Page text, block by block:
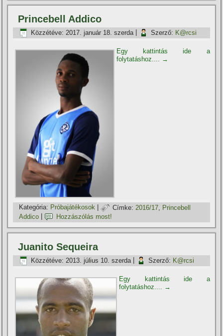
Princebell Addico
Közzétéve: 2017. január 18. szerda Szerző: K@rcsi
Egy kattintás ide a
folytatáshoz.... →
Kategória: Próbajátékosok | Címke: 2016/17 Princebell
Addico
Hozzászólás most!
Juanito Sequeira
Közzétéve: 2013. július 10. szerda Szerző: K@rcsi
Egy kattintás ide a
folytatáshoz.... →